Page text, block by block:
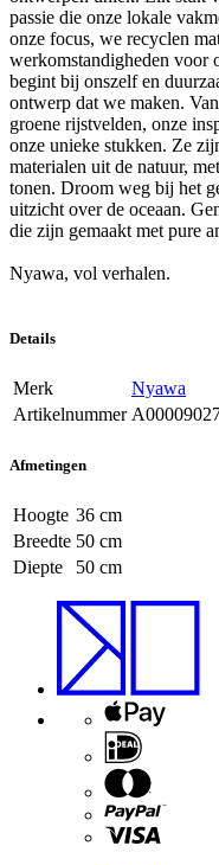
passie die onze lokale
onze focus, we recyclen
werkomstandigheden voor
begint bij onszelf en
ontwerp dat we maken.
groene rijstvelden, onze
onze unieke stukken. Ze
materialen uit de natuur,
tonen. Droom weg bij het
uitzicht over de oceaan.
die zijn gemaakt met pure
Nyawa, vol verhalen.
Details
Merk
Nyawa
Artikelnummer
Afmetingen
Hoogte 36 cm
Breedte 50 cm
Diepte
50 cm